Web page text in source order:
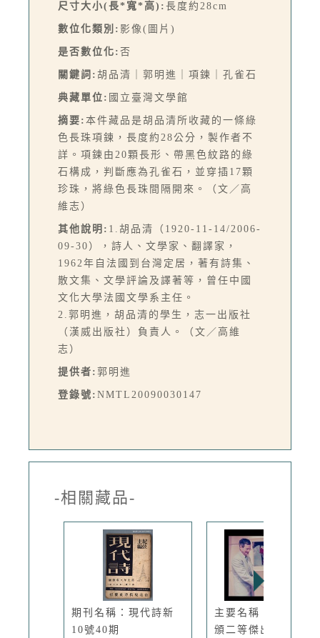
尺寸大小(長*寬*高): 長度約28cm
數位化類別: 影像(圖片)
是否數位化: 否
關鍵詞: 胡品清｜郭明進｜項鍊｜孔雀石
典藏單位: 國立臺灣文學館
摘要: 本件藏品是胡品清所收藏的一條綠
色長珠項鍊，長度約28公分，製作者不
詳。項鍊由20顆長形、帶黑色紋路的綠
石構成，判斷應為孔雀石，並穿插17顆
珍珠，將綠色長珠間隔開來。（文／高
維志）
其他說明: 1.胡品清（1920-11-14/2006-
09-30），詩人、文學家、翻譯家，
1962年自法國到台灣定居，著有詩集、
散文集、文學評論及譯著等，曾任中國
文化大學法國文學系主任。
2.郭明進，胡品清的學生，志一出版社
（漢威出版社）負責人。（文／高維
志）
提供者: 郭明進
登錄號: NMTL20090030147
-相關藏品-
期刊名稱：現代詩新
10號40期
主要名稱：胡品清獲
頒二等傑出...